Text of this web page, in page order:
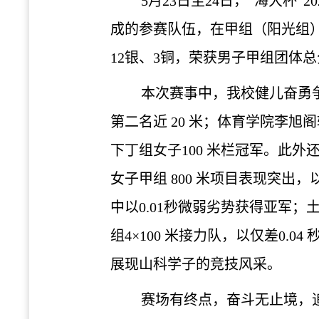
成的参赛 队伍， 在甲组（ 阳光组
12银、3铜，荣获男子甲组团体
本次赛事中，我校健儿奋勇
第二名近 20 米；体育学院李旭
下丁组女子100 米栏冠军。此外
女子甲组 800 米项目表现突出，
中以0.01秒微弱劣势获得亚军；
组4×100 米接力队，以仅差0.04
展现山科学子的竞技风采。
赛场有终点，奋斗无止境，